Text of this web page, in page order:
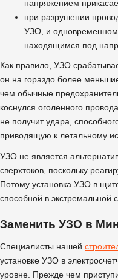
напряжением
при разрушении
УЗО, и одновременном
находящимся под
Как правило, УЗО
он на гораздо более
чем обычные
коснулся оголенного
не получит удара,
приводящую к летальному
УЗО не является
сверхтоков, поскольку
Потому установка УЗО в
способной в экстремальной
Заменить УЗО в
Специалисты нашей
установке УЗО в
уровне. Прежде чем